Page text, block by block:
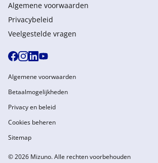
Algemene voorwaarden
Privacybeleid
Veelgestelde vragen
© 2026 Mizuno. Alle rechten voorbehouden
Algemene voorwaarden
Betaalmogelijkheden
Privacy en beleid
Cookies beheren
Sitemap